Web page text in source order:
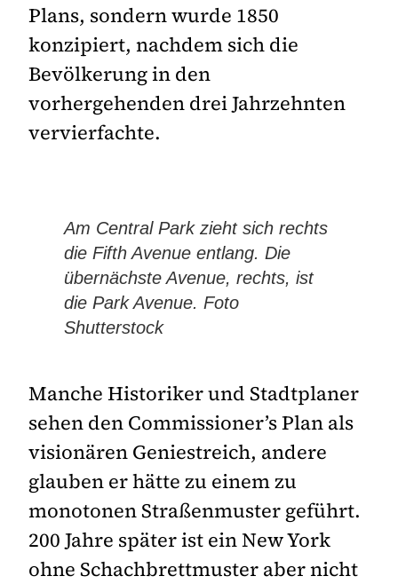
Plans, sondern wurde 1850
konzipiert, nachdem sich die
Bevölkerung in den
vorhergehenden drei Jahrzehnten
vervierfachte.
Am Central Park zieht sich rechts
die Fifth Avenue entlang. Die
übernächste Avenue, rechts, ist
die Park Avenue. Foto
Shutterstock
Manche Historiker und Stadtplaner
sehen den Commissioner’s Plan als
visionären Geniestreich, andere
glauben er hätte zu einem zu
monotonen Straßenmuster geführt.
200 Jahre später ist ein New York
ohne Schachbrettmuster aber nicht